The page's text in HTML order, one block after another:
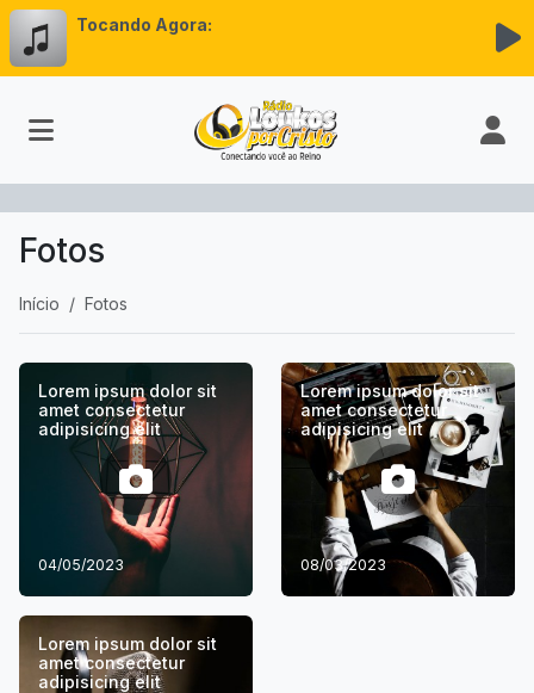
Tocando Agora:
Fotos
Início Fotos
Lorem ipsum dolor sit
amet consectetur
adipisicing elit
04/05/2023
Lorem ipsum dolor sit
amet consectetur
adipisicing elit
08/03/2023
Lorem ipsum dolor sit
amet consectetur
adipisicing elit